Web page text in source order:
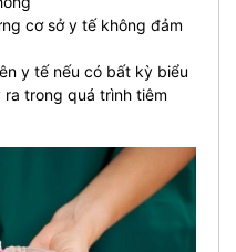
cơ sở y tế không đảm
y tế nếu có bất kỳ biểu
trong quá trình tiêm